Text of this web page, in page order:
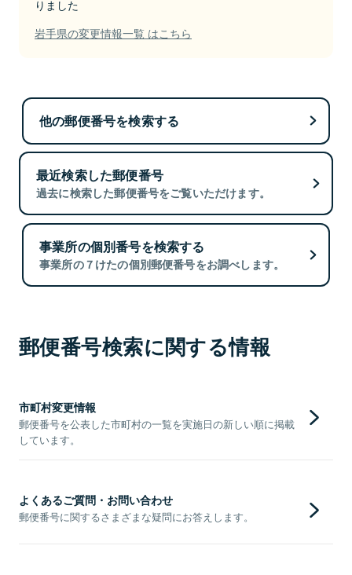
りました
岩手県の変更情報一覧 はこちら
他の郵便番号を検索する
最近検索した郵便番号
過去に検索した郵便番号をご覧いただけます。
事業所の個別番号を検索する
事業所の７けたの個別郵便番号をお調べします。
郵便番号検索に関する情報
市町村変更情報
郵便番号を公表した市町村の一覧を実施日の新しい順に掲載
しています。
よくあるご質問・お問い合わせ
郵便番号に関するさまざまな疑問にお答えします。